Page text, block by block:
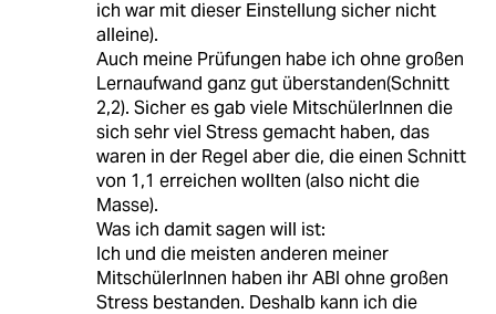
ich war mit dieser Einstellung sicher nicht
alleine).
Auch meine Prüfungen habe ich ohne großen
Lernaufwand ganz gut überstanden(Schnitt
2,2). Sicher es gab viele MitschülerInnen die
sich sehr viel Stress gemacht haben, das
waren in der Regel aber die, die einen Schnitt
von 1,1 erreichen wollten (also nicht die
Masse).
Was ich damit sagen will ist:
Ich und die meisten anderen meiner
MitschülerInnen haben ihr ABI ohne großen
Stress bestanden. Deshalb kann ich die